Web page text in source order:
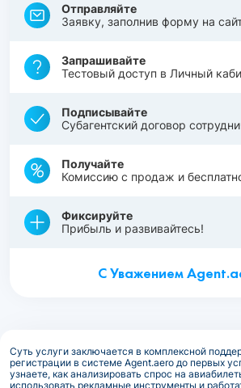
Отправляйте
Заявку, заполнив форму на
Запрашивайте
Тестовый доступ в Личный
Подписывайте
Субагентский договор
Получайте
Комиссию с продаж и
Фиксируйте
Прибыль и развивайтесь!
С Уважением
Суть услуги заключается в комплексной
регистрации в системе Agent.aero до первых
узнаете, как анализировать спрос на
использовать рекламные инструменты и